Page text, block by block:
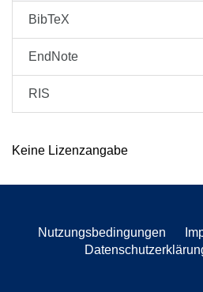
BibTeX
EndNote
RIS
Keine Lizenzangabe
Nutzungsbedingungen